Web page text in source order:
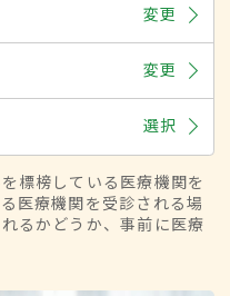
変更
変更
選択
標榜している医療機関を
医療機関を受診される場
るかどうか、事前に医療